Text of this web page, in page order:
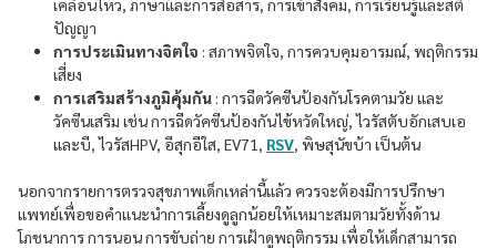
เคลื่อนไหว, ภาษาและการสื่อสาร, การเข้าสังคม, การเรียนรู้และสติ
ปัญญา
การประเมินทางจิตใจ : สภาพจิตใจ, การควบคุมอารมณ์, พฤติกรรม
เสี่ยง
การเสริมสร้างภูมิคุ้มกัน : การฉีดวัคซีนป้องกันโรคตามวัย และ
วัคซีนเสริม เช่น การฉีดวัคซีนป้องกันไข้หวัดใหญ่, ไวรัสตับอักเสบเอ
และบี, ไวรัสHPV, อีสุกอีใส, EV71, RSV, พิษสุนัขบ้า เป็นต้น
นอกจากรายการตรวจสุขภาพเด็กเหล่านี้แล้ว ควรจะต้องมีการปรึกษา
แพทย์เพื่อขอคำแนะนำการเลี้ยงดูลูกน้อยให้เหมาะสมตามวัยทั้งด้าน
โภชนาการ การนอน การขับถ่าย การเฝ้าดูพฤติกรรม เพื่อให้เด็กสามารถ